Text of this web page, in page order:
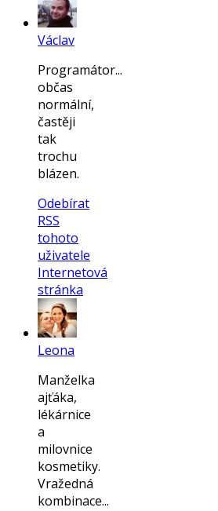
Václav
Programátor...
občas
normální,
častěji
tak
trochu
blázen.
Odebírat
RSS
tohoto
uživatele
Internetová
stránka
Leona
Manželka
ajťáka,
lékárnice
a
milovnice
kosmetiky.
Vražedná
kombinace...